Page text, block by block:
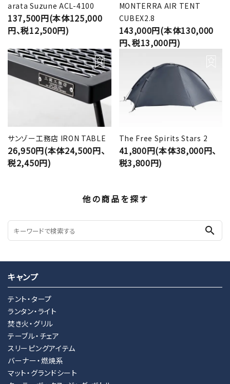
arata Suzune ACL-4100
137,500円(本体125,000
円、税12,500円)
MONTERRA AIR TENT
CUBEX2.8
143,000円(本体130,000
円、税13,000円)
サンゾー工務店 IRON TABLE
26,950円(本体24,500円、
税2,450円)
The Free Spirits Stars 2
41,800円(本体38,000円、
税3,800円)
他の商品を探す
search
キャンプ
テント・タープ
ランタン・ライト
焚き火・グリル
テーブル・チェア
スリーピングアイテム
バーナー・燃焼系
マット・グランドシート